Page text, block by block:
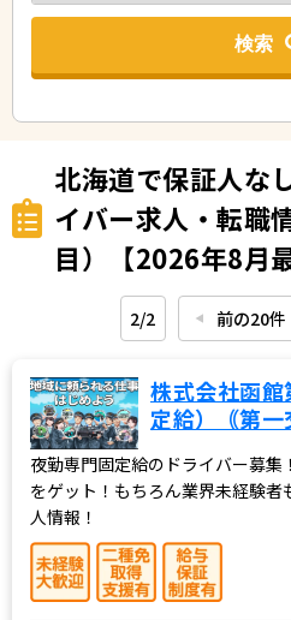
検索
北海道で保証人な
イバー求人・転職
目）【2026年8月最
2/2 ◀︎ 前の20件
株式会社函
定給）｟第一
夜勤専門固定給のドライバー募集
をゲット！もちろん業界未経験
人情報！